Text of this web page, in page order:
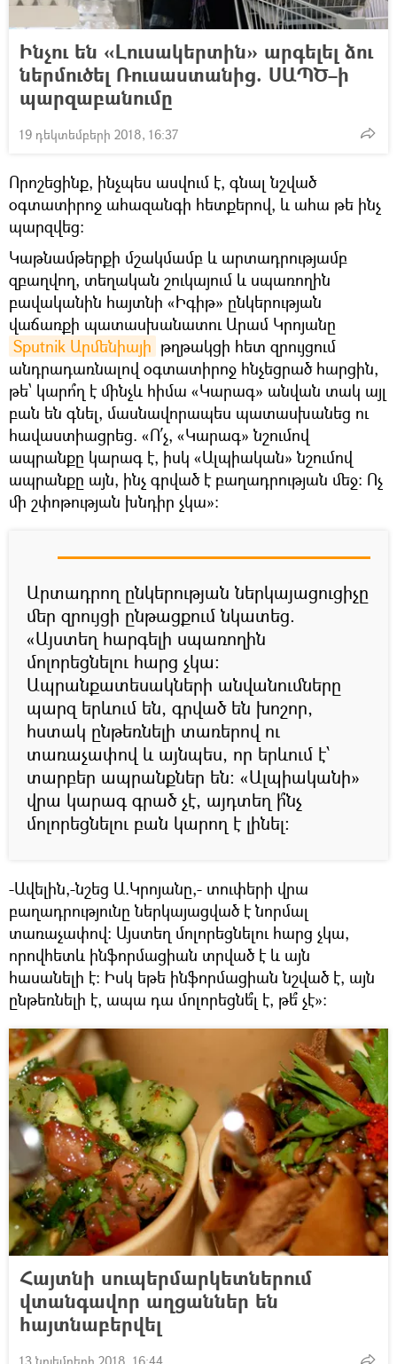
Ինչու են «Լուսակերտին» արգելել ձու
ներմուծել Ռուսաստանից. ՍԱՊԾ–ի
պարզաբանումը
19 դեկտեմբերի 2018, 16:37
Որոշեցինք, ինչպես ասվում է, գնալ նշված
օգտատիրոջ ահազանգի հետքերով, և ահա թե ինչ
պարզվեց:
Կաթնամթերքի մշակմամբ և արտադրությամբ
զբաղվող, տեղական շուկայում և սպառողին
բավականին հայտնի «Իգիթ» ընկերության
վաճառքի պատասխանատու Արամ Կրոյանը
Sputnik Արմենիայի թղթակցի հետ զրույցում
անդրադառնալով օգտատիրոջ հնչեցրած հարցին,
թե՝ կարո՞ղ է մինչև հիմա «Կարագ» անվան տակ այլ
բան են գնել, մասնավորապես պատասխանեց ու
հավաստիացրեց. «Ո՛չ, «Կարագ» նշումով
ապրանքը կարագ է, իսկ «Ալպիական» նշումով
ապրանքը այն, ինչ գրված է բաղադրության մեջ: Ոչ
մի շփոթության խնդիր չկա»:
Արտադրող ընկերության ներկայացուցիչը
մեր զրույցի ընթացքում նկատեց.
«Այստեղ հարգելի սպառողին
մոլորեցնելու հարց չկա:
Ապրանքատեսակների անվանումները
պարզ երևում են, գրված են խոշոր,
հստակ ընթեռնելի տառերով ու
տառաչափով և այնպես, որ երևում է՝
տարբեր ապրանքներ են: «Ալպիականի»
վրա կարագ գրած չէ, այդտեղ ի՞նչ
մոլորեցնելու բան կարող է լինել:
-Ավելին,-նշեց Ա.Կրոյանը,- տուփերի վրա
բաղադրությունը ներկայացված է նորմալ
տառաչափով: Այստեղ մոլորեցնելու հարց չկա,
որովհետև ինֆորմացիան տրված է և այն
հասանելի է: Իսկ եթե ինֆորմացիան նշված է, այն
ընթեռնելի է, ապա դա մոլորեցնե՞լ է, թե՞ չէ»:
Հայտնի սուպերմարկետներում
վտանգավոր աղցաններ են
հայտնաբերվել